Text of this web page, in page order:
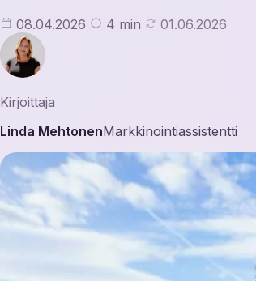
08.04.2026 4 min 01.06.2026
Kirjoittaja
Linda MehtonenMarkkinointiassistentti